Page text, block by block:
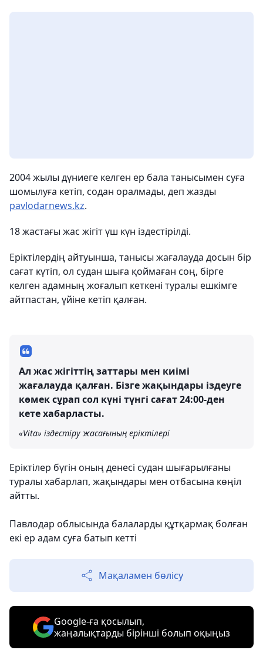
2004 жылы дүниеге келген ер бала танысымен суға
шомылуға кетіп, содан оралмады, деп жазды
pavlodarnews.kz.
18 жастағы жас жігіт үш күн іздестірілді.
Еріктілердің айтуынша, танысы жағалауда досын бір
сағат күтіп, ол судан шыға қоймаған соң, бірге
келген адамның жоғалып кеткені туралы ешкімге
айтпастан, үйіне кетіп қалған.
Ал жас жігіттің заттары мен киімі
жағалауда қалған. Бізге жақындары іздеуге
көмек сұрап сол күні түнгі сағат 24:00-ден
кете хабарласты.
«Vita» іздестіру жасағының еріктілері
Еріктілер бүгін оның денесі судан шығарылғаны
туралы хабарлап, жақындары мен отбасына көңіл
айтты.
Павлодар облысында балаларды құтқармақ болған
екі ер адам суға батып кетті
Мақаламен бөлісу
Google-ға қосылып,
жаңалықтарды бірінші болып оқыңыз